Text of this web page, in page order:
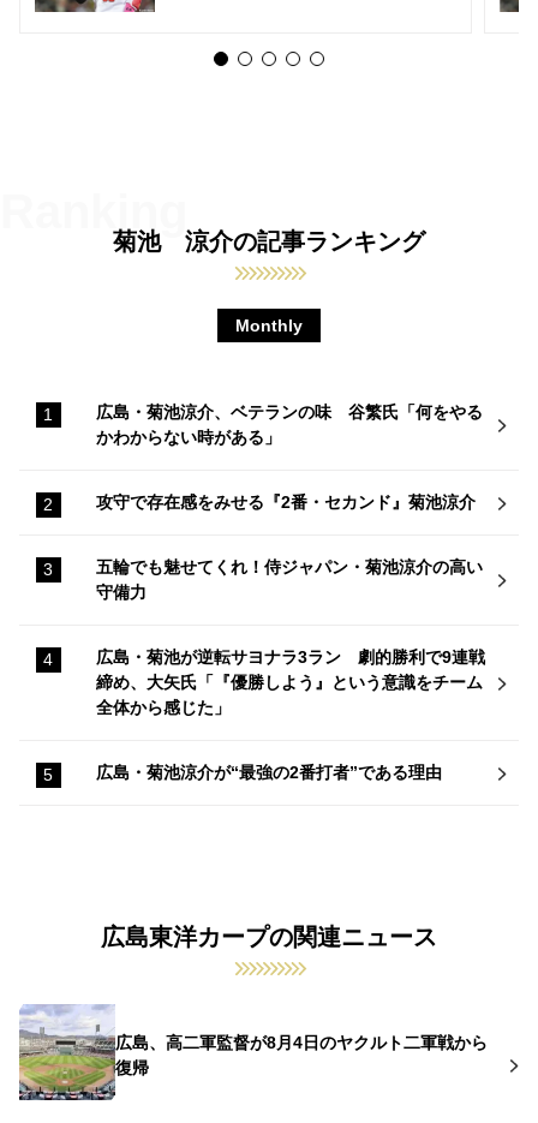
菊池 涼介の記事ランキング
Monthly
広島・菊池涼介、ベテランの味 谷繁氏「何をやる
かわからない時がある」
攻守で存在感をみせる『2番・セカンド』菊池涼介
五輪でも魅せてくれ！侍ジャパン・菊池涼介の高い
守備力
広島・菊池が逆転サヨナラ3ラン 劇的勝利で9連戦
締め、大矢氏「『優勝しよう』という意識をチーム
全体から感じた」
広島・菊池涼介が“最強の2番打者”である理由
広島東洋カープの関連ニュース
広島、高二軍監督が8月4日のヤクルト二軍戦から
復帰